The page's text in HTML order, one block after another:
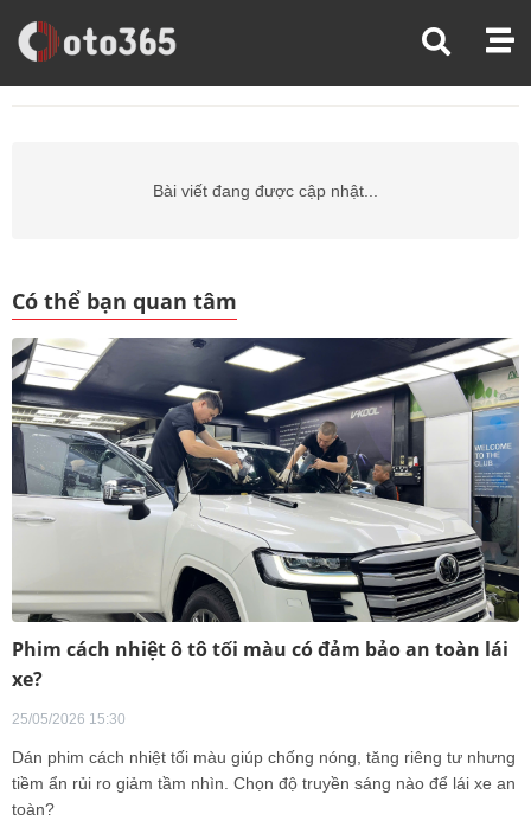
Trang Chủ Giá Xe Ô Tô
Bài viết đang được cập nhật...
Có thể bạn quan tâm
Phim cách nhiệt ô tô tối màu có đảm bảo an toàn lái
xe?
25/05/2026 15:30
Dán phim cách nhiệt tối màu giúp chống nóng, tăng riêng tư nhưng
tiềm ẩn rủi ro giảm tầm nhìn. Chọn độ truyền sáng nào để lái xe an
toàn?